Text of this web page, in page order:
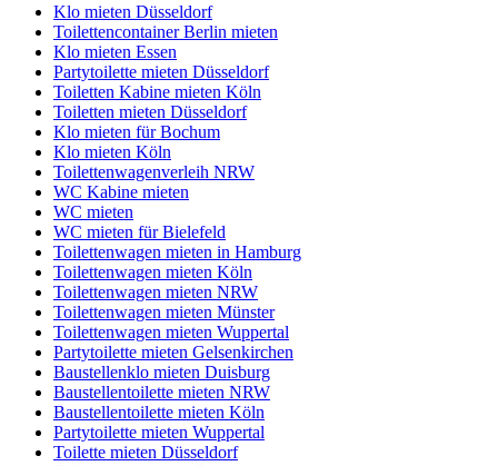
Klo mieten Düsseldorf
Toilettencontainer Berlin mieten
Klo mieten Essen
Partytoilette mieten Düsseldorf
Toiletten Kabine mieten Köln
Toiletten mieten Düsseldorf
Klo mieten für Bochum
Klo mieten Köln
Toilettenwagenverleih NRW
WC Kabine mieten
WC mieten
WC mieten für Bielefeld
Toilettenwagen mieten in Hamburg
Toilettenwagen mieten Köln
Toilettenwagen mieten NRW
Toilettenwagen mieten Münster
Toilettenwagen mieten Wuppertal
Partytoilette mieten Gelsenkirchen
Baustellenklo mieten Duisburg
Baustellentoilette mieten NRW
Baustellentoilette mieten Köln
Partytoilette mieten Wuppertal
Toilette mieten Düsseldorf